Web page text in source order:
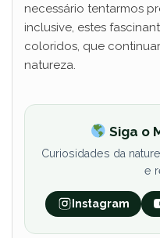
necessário tentarmos
inclusive, estes
coloridos, que
natureza.
Siga o
Curiosidades da
e
Instagram